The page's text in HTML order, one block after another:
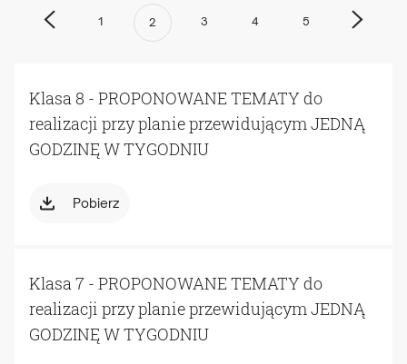
1 2 3 4 5
Klasa 8 - PROPONOWANE TEMATY do
realizacji przy planie przewidującym JEDNĄ
GODZINĘ W TYGODNIU
Pobierz
Klasa 7 - PROPONOWANE TEMATY do
realizacji przy planie przewidującym JEDNĄ
GODZINĘ W TYGODNIU